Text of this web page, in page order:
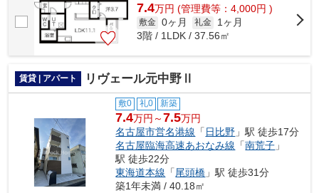
7.4万円 (管理費等：4,000円 )
敷金 0ヶ月 礼金
1ヶ月
3階 / 1LDK / 37.56㎡
賃貸 | アパート リヴェール元中野Ⅱ
敷0 礼0 新築
7.4万円～7.5万円
名古屋市営名港線 「 日比野 」駅 徒歩17分
名古屋臨海高速あおなみ線 「南荒子 」
駅 徒歩22分
東海道本線 「尾頭橋 」駅 徒歩31分
築1年未満 / 40.18㎡